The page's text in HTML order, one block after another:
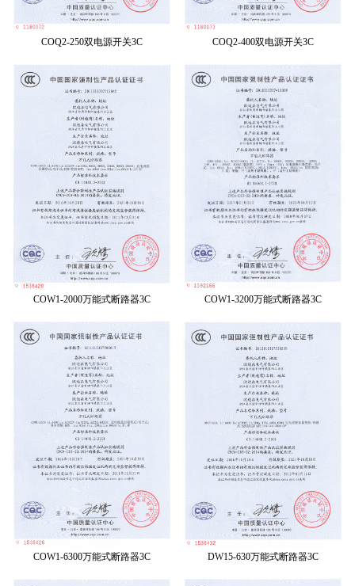
COQ2-250双电源开关3C COQ2-400双电源开关3C
COW1-2000万能式断路器3C COW1-3200万能式断路器3C
COW1-6300万能式断路器3C DW15-630万能式断路器3C